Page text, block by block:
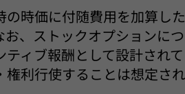
時価に付随費用を加算した
、ストックオプションにつ
ィブ報酬として設計されて
利行使することは想定され